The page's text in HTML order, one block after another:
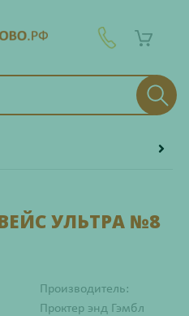
УЛЬТРА №8
Производитель:
Проктер энд Гэмбл